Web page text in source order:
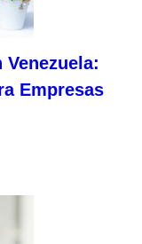
Empresas